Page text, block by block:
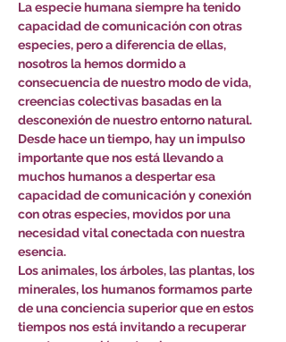
La especie humana siempre ha tenido
capacidad de comunicación con otras
especies, pero a diferencia de ellas,
nosotros la hemos dormido a
consecuencia de nuestro modo de vida,
creencias colectivas basadas en la
desconexión de nuestro entorno natural.
Desde hace un tiempo, hay un impulso
importante que nos está llevando a
muchos humanos a despertar esa
capacidad de comunicación y conexión
con otras especies, movidos por una
necesidad vital conectada con nuestra
esencia.
Los animales, los árboles, las plantas, los
minerales, los humanos formamos parte
de una conciencia superior que en estos
tiempos nos está invitando a recuperar